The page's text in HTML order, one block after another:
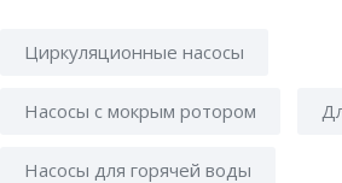
Циркуляционные насосы
Насосы с мокрым ротором
Насосы для горячей воды